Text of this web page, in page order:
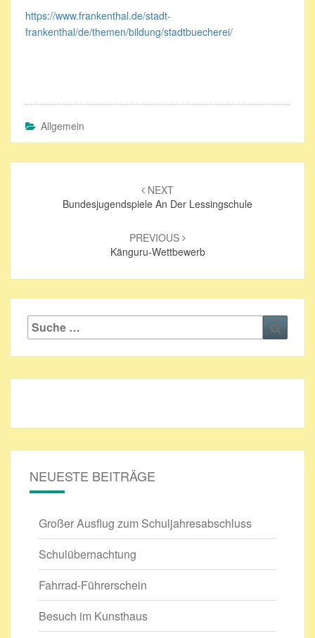
https://www.frankenthal.de/stadt-
frankenthal/de/themen/bildung/stadtbuecherei/
Allgemein
Navigation
NEXT
Bundesjugendspiele An Der Lessingschule
PREVIOUS
Känguru-Wettbewerb
Suche
nach:
NEUESTE BEITRÄGE
Großer Ausflug zum Schuljahresabschluss
Schulübernachtung
Fahrrad-Führerschein
Besuch im Kunsthaus